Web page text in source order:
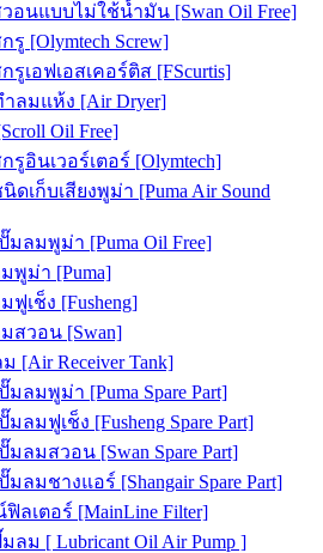
อนแบบไม่ใช้น้ำมัน [Swan Oil Free]
[Olymtech Screw]
รูเอฟเอสเคอร์ติส [FScurtis]
ำลมแห้ง [Air Dryer]
Oil Free]
รูอินเวอร์เตอร์ [Olymtech]
เก็บเสียงพูม่า [Puma Air Sound
มลมพูม่า [Puma Oil Free]
พูม่า [Puma]
เช็ง [Fusheng]
สวอน [Swan]
[Air Receiver Tank]
ลมพูม่า [Puma Spare Part]
ลมฟูเช็ง [Fusheng Spare Part]
มลมสวอน [Swan Spare Part]
ลมชางแอร์ [Shangair Spare Part]
ฟิลเตอร์ [MainLine Filter]
ลม [ Lubricant Oil Air Pump ]